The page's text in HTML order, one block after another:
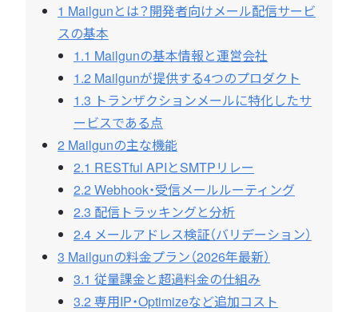
1 Mailgunとは？開発者向けメール配信サービ
スの基本
1.1 Mailgunの基本情報と運営会社
1.2 Mailgunが提供する4つのプロダクト
1.3 トランザクションメールに特化したサ
ービスである点
2 Mailgunの主な機能
2.1 RESTful APIとSMTPリレー
2.2 Webhook・受信メールルーティング
2.3 配信トラッキングと分析
2.4 メールアドレス検証（バリデーション）
3 Mailgunの料金プラン（2026年最新）
3.1 従量課金と超過料金の仕組み
3.2 専用IP・Optimizeなど追加コスト